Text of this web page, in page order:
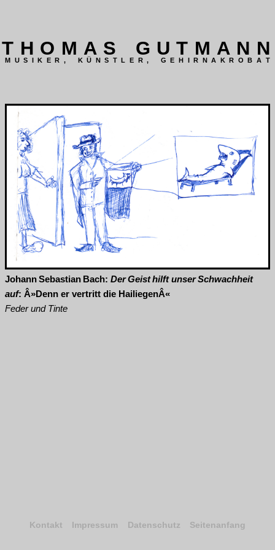
T H O M A S G U T M A N N
M U S K E R , K Ü N S T L E R , G E H R N A K R O B A T
Johann Sebastian Bach: Der Geist hilft unser Schwachheit
auf:
Denn er vertritt die Hailiegen
Feder und Tinte
Kontakt Impressum Datenschutz Seitenanfang